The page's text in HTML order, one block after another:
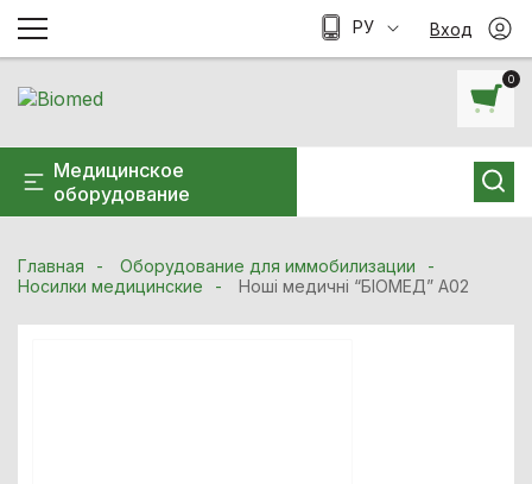
0
Медицинское
оборудование
РУ Вход
Главная
Оборудование для иммобилизации
Носилки медицинские
Ноші медичні “БІОМЕД” A02